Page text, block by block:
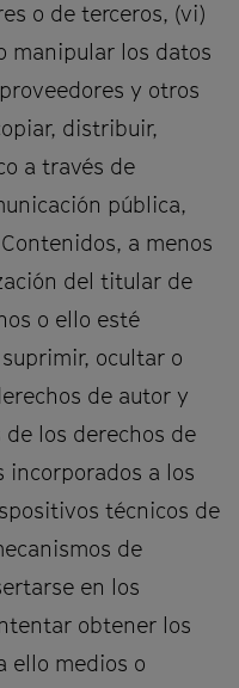
o de terceros, (vi)
manipular los datos
y otros
distribuir,
a través de
pública,
a menos
del titular de
o ello esté
ocultar o
de autor y
los derechos de
incorporados a los
técnicos de
de
en los
obtener los
ello medios o